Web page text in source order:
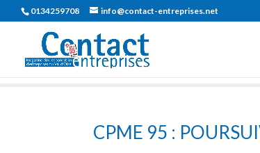
0134259708 info@contact-entreprises.net
CPME 95 :